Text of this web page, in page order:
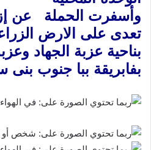
تعدى على الارض
بناحية عزبة الجهاد
بفابريقة ببا جنوب